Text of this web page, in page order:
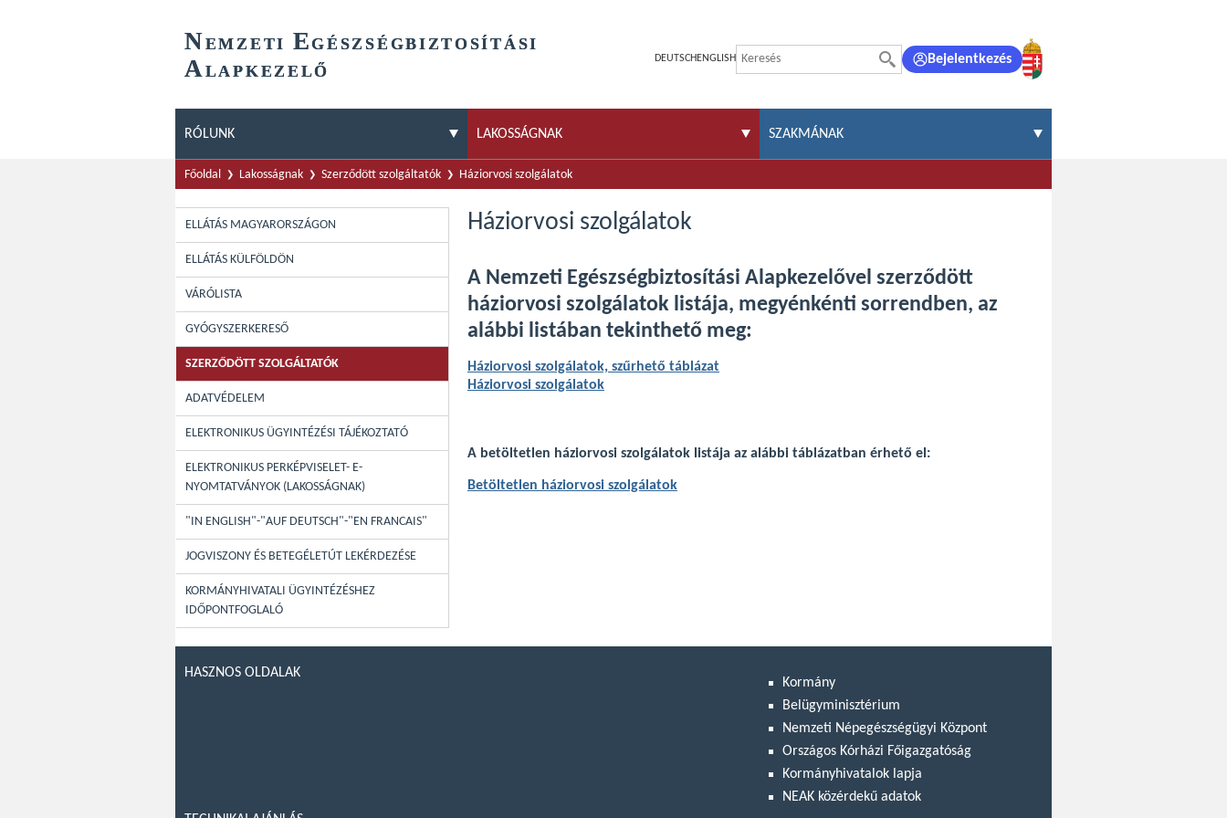
NEMZETI EGÉSZSÉGBIZTOSÍTÁSI
ALAPKEZELŐ
DEUTSCH ENGLISH Bejelentkezés
RÓLUNK LAKOSSÁGNAK SZAKMÁNAK
Főoldal Lakosságnak Szerződött szolgáltatók Háziorvosi szolgálatok
ELLÁTÁS MAGYARORSZÁGON
ELLÁTÁS KÜLFÖLDÖN
VÁRÓLISTA
GYÓGYSZERKERESŐ
SZERZŐDÖTT SZOLGÁLTATÓK
ADATVÉDELEM
ELEKTRONIKUS ÜGYINTÉZÉSI TÁJÉKOZTATÓ
ELEKTRONIKUS PERKÉPVISELET- E-
NYOMTATVÁNYOK (LAKOSSÁGNAK)
"IN ENGLISH"-"AUF DEUTSCH"-"EN FRANCAIS"
JOGVISZONY ÉS BETEGÉLETÚT LEKÉRDEZÉSE
KORMÁNYHIVATALI ÜGYINTÉZÉSHEZ
IDŐPONTFOGLALÓ
Háziorvosi szolgálatok
A Nemzeti Egészségbiztosítási Alapkezelővel szerződött
háziorvosi szolgálatok listája, megyénkénti sorrendben, az
alábbi listában tekinthető meg:
Háziorvosi szolgálatok, szűrhető táblázat
Háziorvosi szolgálatok
A betöltetlen háziorvosi szolgálatok listája az alábbi táblázatban érhető el:
Betöltetlen háziorvosi szolgálatok
HASZNOS OLDALAK
Kormány
Belügyminisztérium
Nemzeti Népegészségügyi Központ
Országos Kórházi Főigazgatóság
Kormányhivatalok lapja
NEAK közérdekű adatok